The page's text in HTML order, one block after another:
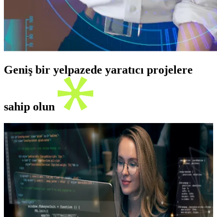
Geniş bir yelpazede yaratıcı projelere
sahip olun